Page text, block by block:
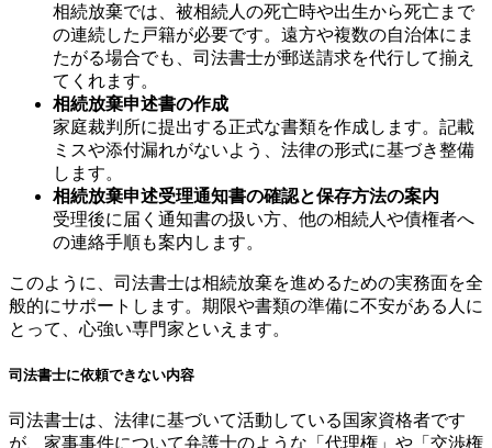
相続放棄では、被相続人の死亡時や出生から死亡まで
の連続した戸籍が必要です。遠方や複数の自治体にま
たがる場合でも、司法書士が郵送請求を代行して揃え
てくれます。
相続放棄申述書の作成
家庭裁判所に提出する正式な書類を作成します。記載
ミスや添付漏れがないよう、法律の形式に基づき整備
します。
相続放棄申述受理通知書の確認と保存方法の案内
受理後に届く通知書の扱い方、他の相続人や債権者へ
の連絡手順も案内します。
このように、司法書士は相続放棄を進めるための実務面を全
般的にサポートします。期限や書類の準備に不安がある人に
とって、心強い専門家といえます。
司法書士に依頼できない内容
司法書士は、法律に基づいて活動している国家資格者です
が、家事事件について弁護士のような「代理権」や「交渉権